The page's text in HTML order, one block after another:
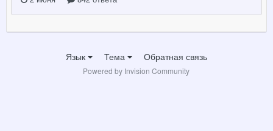
Язык Тема Обратная связь
Powered by Invision Community